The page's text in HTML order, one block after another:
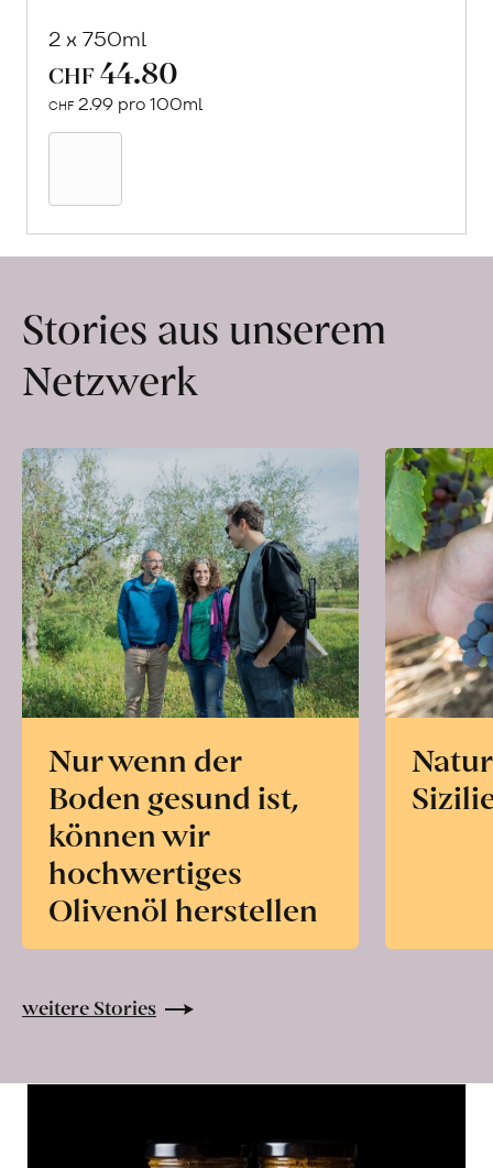
2 x 750ml
CHF 44.80
CHF 2.99 pro 100ml
Stories aus unserem
Netzwerk
Nur wenn der
Boden gesund ist,
können wir
hochwertiges
Olivenöl herstellen
weitere Stories